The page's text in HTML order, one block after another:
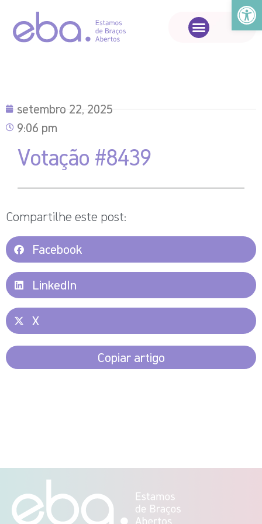
Abrir
setembro 22, 2025
9:06 pm
Votação #8439
Compartilhe este post:
Facebook
LinkedIn
X
Copiar artigo